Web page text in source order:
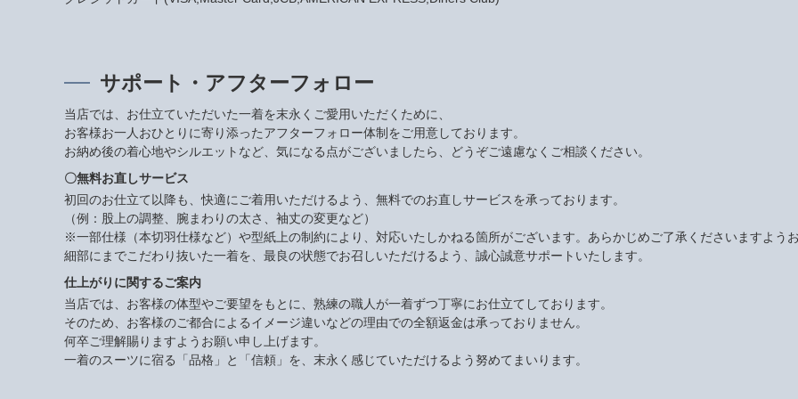
サポート・アフターフォロー
当店では、お仕立ていただいた一着を末永くご愛用いただくために、
お客様お一人おひとりに寄り添ったアフターフォロー体制をご用意しております。
お納め後の着心地やシルエットなど、気になる点がございましたら、どうぞご遠慮なくご相談ください。
〇無料お直しサービス
初回のお仕立て以降も、快適にご着用いただけるよう、無料でのお直しサービスを承っております。
（例：股上の調整、腕まわりの太さ、袖丈の変更など）
※一部仕様（本切羽仕様など）や型紙上の制約により、対応いたしかねる箇所がございます。あらかじめご了承くださいますようお
細部にまでこだわり抜いた一着を、最良の状態でお召しいただけるよう、誠心誠意サポートいたします。
仕上がりに関するご案内
当店では、お客様の体型やご要望をもとに、熟練の職人が一着ずつ丁寧にお仕立てしております。
そのため、お客様のご都合によるイメージ違いなどの理由での全額返金は承っておりません。
何卒ご理解賜りますようお願い申し上げます。
一着のスーツに宿る「品格」と「信頼」を、末永く感じていただけるよう努めてまいります。